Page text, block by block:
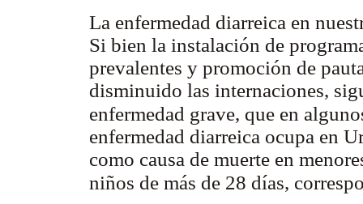
La enfermedad diarreica en
Si bien la instalación de
prevalentes y promoción de
disminuido las internaciones,
enfermedad grave, que en
enfermedad diarreica ocupa en
como causa de muerte en
niños de más de 28 días,